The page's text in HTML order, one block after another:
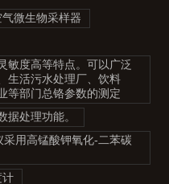
气微生物采样器
敏度高等特点。可以广泛
生活污水处理厂、饮料
等部门总铬参数的测定
据处理功能。
用高锰酸钾氧化-二苯碳
计